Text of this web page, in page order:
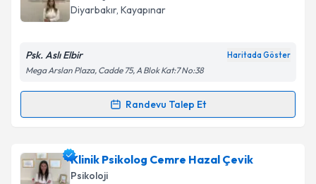
için bir takvim hazırlandığında e-posta ile
bilgilendireceğiz.
Kişisel verilerimin işlenmesine ilişkinAydınlatma
kapsamda işlenmesini kabul ediyorum.
Diyarbakır, Kayapınar
Psk. Aslı Elbir Haritada Göster
Mega Arslan Plaza, Cadde 75, A Blok Kat:7 No:38
Randevu Talep Et
Randevu Takvimi Talebi
Psk. Aslı Elbiriçin randevu takvimi talebi oluşturun.
Size bu uzmandan randevu almanız için bir takvim
Klinik Psikolog Cemre Hazal Çevik
Psikoloji